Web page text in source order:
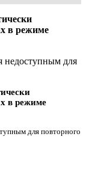
в режиме
недоступным для
в режиме
для повторного